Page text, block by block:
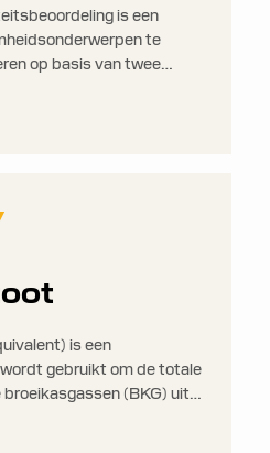
is een
te
op basis van twee
is een
gebruikt om de totale
(BKG) uit
zou hebben. Dit